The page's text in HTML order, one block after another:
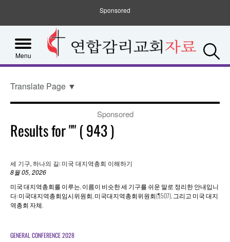
Sponsored
Menu
Translate Page ▼
Results for""(943)
세 기구, 하나의 길: 미국 대지역총회 이해하기
8월 05, 2026
미국 대지역총회를 이루는, 이름이 비슷한 세 기구를 쉬운 말로 정리한 안내입니
다: 미국대지역총회임시위원회, 미국대지역총회위원회(¶507), 그리고 미국 대지
역총회 자체.
GENERAL CONFERENCE 2028
Sponsored